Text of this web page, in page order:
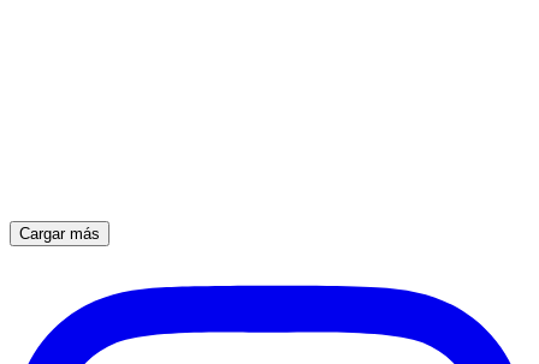
Cargar más